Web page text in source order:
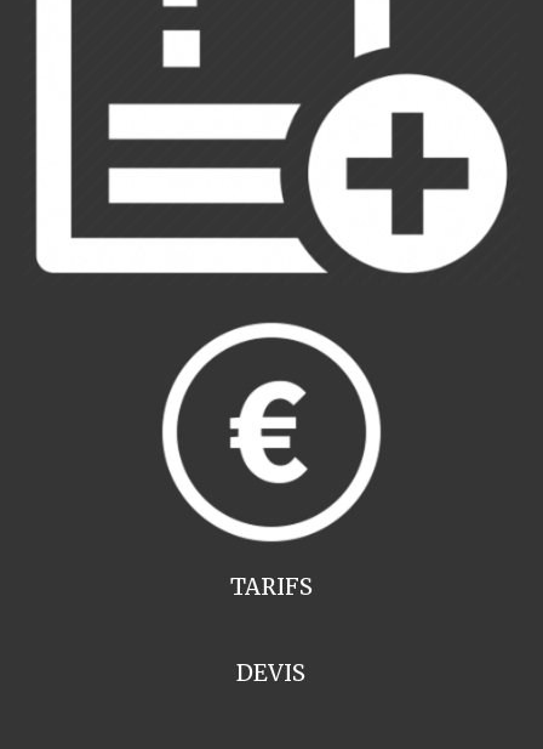
TARIFS
DEVIS